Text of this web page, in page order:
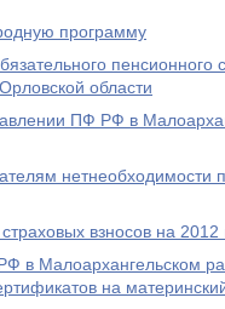
программу
области
ПФ РФ в
нетнеобходимости
взносов на 2012
в Малоархангельском
на